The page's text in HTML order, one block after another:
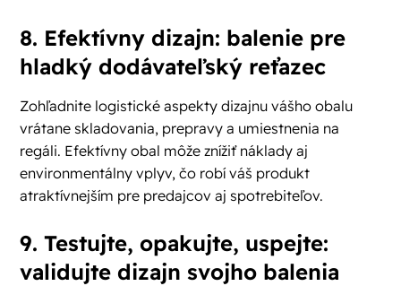
8. Efektívny dizajn: balenie pre
hladký dodávateľský reťazec
Zohľadnite logistické aspekty dizajnu vášho obalu
vrátane skladovania, prepravy a umiestnenia na
regáli. Efektívny obal môže znížiť náklady aj
environmentálny vplyv, čo robí váš produkt
atraktívnejším pre predajcov aj spotrebiteľov.
9. Testujte, opakujte, uspejte:
validujte dizajn svojho balenia